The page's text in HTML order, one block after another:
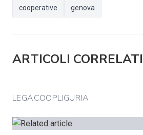
cooperative genova
ARTICOLI CORRELATI
LEGACOOPLIGURIA